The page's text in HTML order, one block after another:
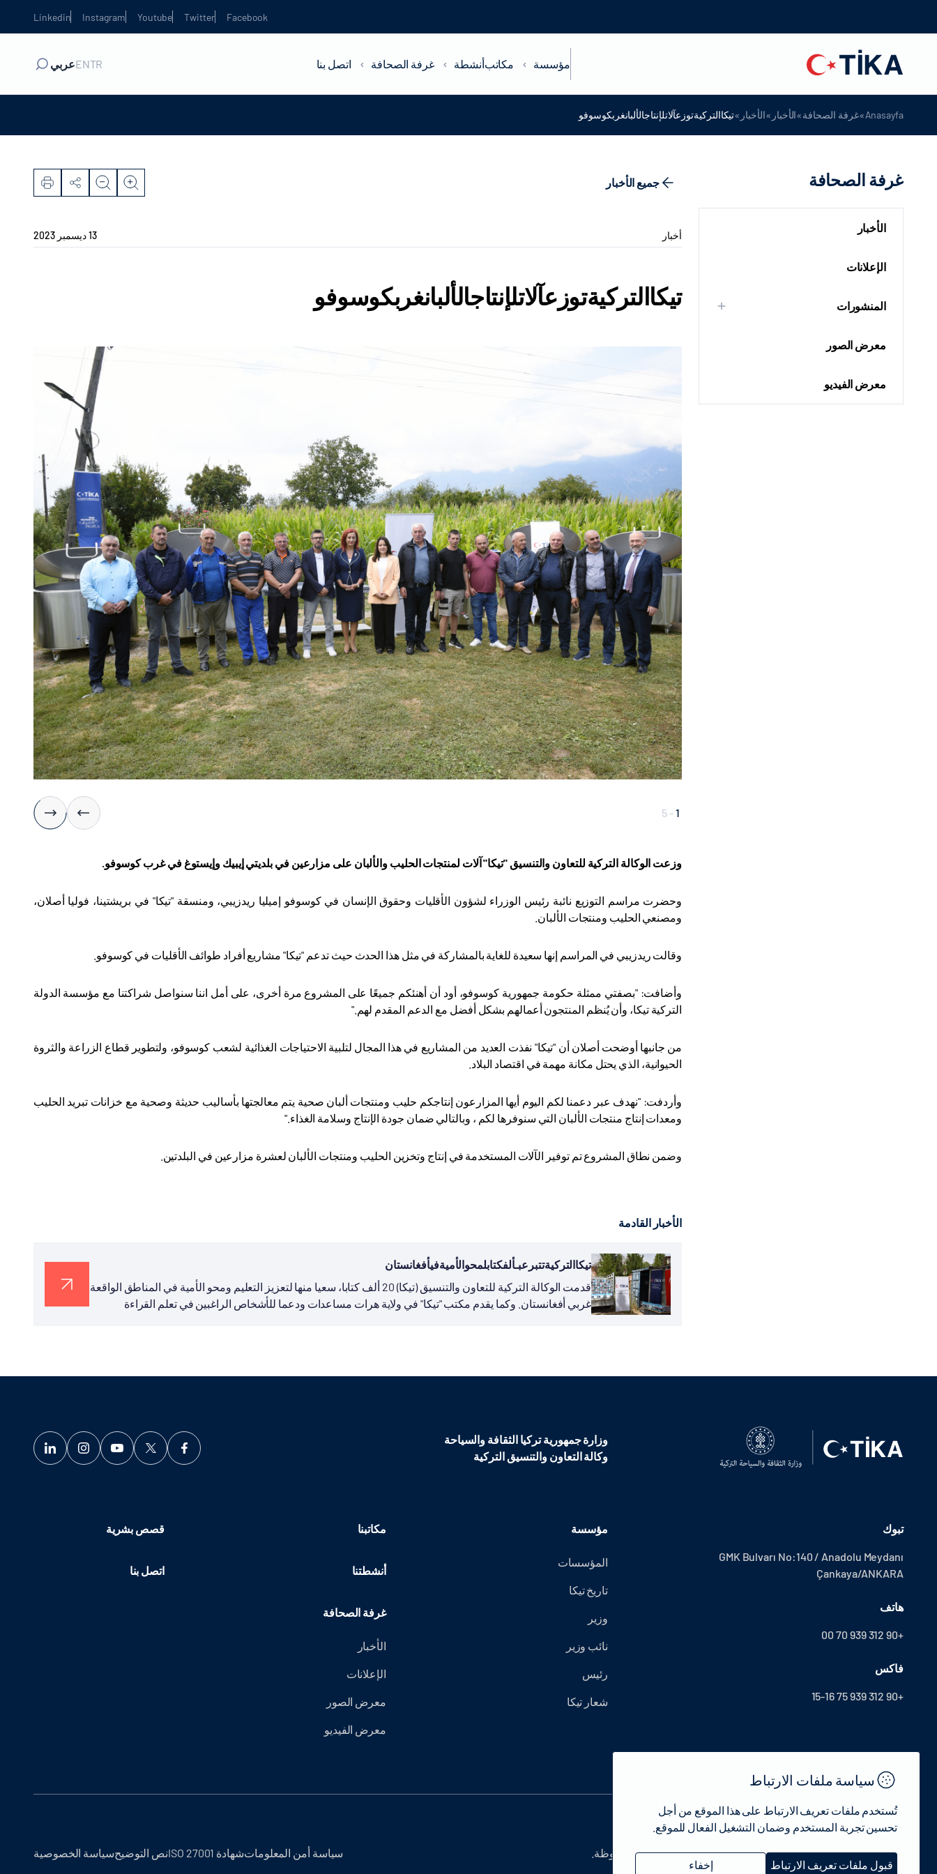
Facebook
Twitter
Youtube
Instagram
Linkedin
مؤسسة مكاتبأنشطة غرفة الصحافة اتصل بنا TR
ENعربي
Anasayfa
»غرفة الصحافة»الأخبار »الأخبار »تيكاالتركيةتوزعآلاتلإنتاجالألبانغربكوسوفو
غرفة الصحافة
الأخبار
الإعلانات
المنشورات
معرض الصور
معرض الفيديو
جميع الأخبار
أخبار 13 ديسمبر 2023
تيكاالتركيةتوزعآلاتلإنتاجالألبانغربكوسوفو
1
-
5
وزعت الوكالة التركية للتعاون والتنسيق "تيكا" آلات لمنتجات الحليب والألبان على مزارعين في بلديتي إيبيك وإيستوغ في غرب كوسوفو.
وحضرت مراسم التوزيع نائبة رئيس الوزراء لشؤون الأقليات وحقوق الإنسان في كوسوفو إميليا ريدزيبي، ومنسقة "تيكا" في بريشتينا، فوليا أصلان،
ومصنعي الحليب ومنتجات الألبان
وقالت ريدزيبي في المراسم إنها سعيدة للغاية بالمشاركة في مثل هذا الحدث حيث تدعم "تيكا" مشاريع أفراد طوائف الأقليات في كوسوفو
وأضافت: "بصفتي ممثلة حكومة جمهورية كوسوفو، أود أن أهنئكم جميعًا على المشروع مرة أخرى، على أمل اننا سنواصل شراكتنا مع مؤسسة الدولة
التركية تيكا، وأن يُنظم المنتجون أعمالهم بشكل أفضل مع الدعم المقدم لهم ".
من جانبها أوضحت أصلان أن "تيكا" نفذت العديد من المشاريع في هذا المجال لتلبية الاحتياجات الغذائية لشعب كوسوفو، ولتطوير قطاع الزراعة والثروة
الحيوانية، الذي يحتل مكانة مهمة في اقتصاد البلاد
وأردفت: "نهدف عبر دعمنا لكم اليوم أيها المزارعون إنتاجكم حليب ومنتجات ألبان صحية يتم معالجتها بأساليب حديثة وصحية مع خزانات تبريد الحليب
ومعدات إنتاج منتجات الألبان التي سنوفرها لكم ، وبالتالي ضمان جودة الإنتاج وسلامة الغذاء ".
وضمن نطاق المشروع تم توفير الآلات المستخدمة في إنتاج وتخزين الحليب ومنتجات الألبان لعشرة مزارعين في البلدتين.
الأخبار القادمة
تيكاالتركيةتتبرعبـألفكتابلمحوالأميةفيأفغانستان
قدمت الوكالة التركية للتعاون والتنسيق (تيكا) 20 ألف كتابا، سعيا منها لتعزيز التعليم ومحو الأمية في المناطق الواقعة
غربي أفغانستان. وكما يقدم مكتب "تيكا" في ولاية هرات مساعدات ودعما للأشخاص الراغبين في تعلم القراءة
وزارة جمهورية تركيا الثقافة والسياحة
وكالة التعاون والتنسيق التركية
تبوك
GMK Bulvarı No:140 / Anadolu Meydanı
Çankaya/ANKARA
هاتف
+90 312 939 70 00
فاكس
+90 312 939 75 15-16
مؤسسة
المؤسسات
تاريخ تيكا
وزير
نائب وزير
رئيس
شعار تيكا
مكاتبنا
أنشطتنا
غرفة الصحافة
الأخبار
الإعلانات
معرض الصور
معرض الفيديو
قصص بشرية
اتصل بنا
© 2022 جمهورية تركيا وزارة الثقافة والسياحة - جميع الحقوق محفوظة. سياسة أمن المعلوماتشهادة ISO 27001 نص التوضيحسياسة الخصوصية
سياسة ملفات الارتباط
تُستخدم ملفات تعريف الارتباط على هذا الموقع من أجل
تحسين تجربة المستخدم وضمان التشغيل الفعال للموقع.
قبول ملفات تعريف الارتباط إخفاء